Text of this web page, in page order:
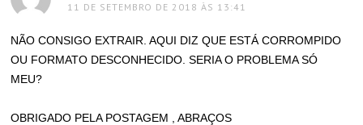
11 DE SETEMBRO DE 2018 ÀS 13:41
NÃO CONSIGO EXTRAIR. AQUI DIZ QUE ESTÁ CORROMPIDO
OU FORMATO DESCONHECIDO. SERIA O PROBLEMA SÓ
MEU?
OBRIGADO PELA POSTAGEM , ABRAÇOS